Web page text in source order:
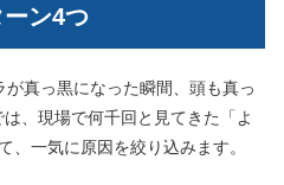
ン4つ
真っ黒になった瞬間、頭も真っ
、現場で何千回と見てきた「よ
、一気に原因を絞り込みます。